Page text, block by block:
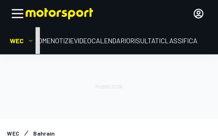
WEC HOMENOTIZIEVIDEOCALENDARIORISULTATICLASSIFICA
WEC Bahrain